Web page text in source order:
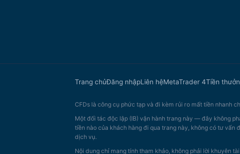
Trang chủĐăng nhậpLiên hệMetaTrader 4Tiền
CFDs là công cụ phức tạp và đi kèm rủi ro mất tiền nhanh
Một đối tác độc lập (IB) vận hành trang này — đây không
tiền nào của khách hàng đi qua trang này, không có tư
dịch vụ.
Nội dung chỉ mang tính tham khảo, không phải lời khuyên